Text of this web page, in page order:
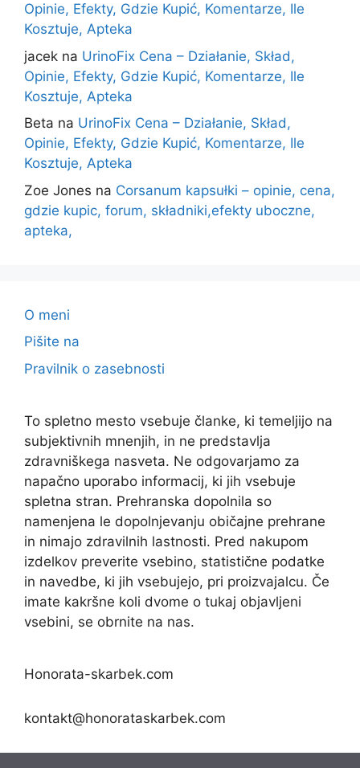
Opinie, Efekty, Gdzie Kupić, Komentarze, Ile
Kosztuje, Apteka
jacek na UrinoFix Cena – Działanie, Skład,
Opinie, Efekty, Gdzie Kupić, Komentarze, Ile
Kosztuje, Apteka
Beta na UrinoFix Cena – Działanie, Skład,
Opinie, Efekty, Gdzie Kupić, Komentarze, Ile
Kosztuje, Apteka
Zoe Jones na Corsanum kapsułki – opinie, cena,
gdzie kupic, forum, składniki,efekty uboczne,
apteka,
O meni
Pišite na
Pravilnik o zasebnosti
To spletno mesto vsebuje članke, ki temeljijo na
subjektivnih mnenjih, in ne predstavlja
zdravniškega nasveta. Ne odgovarjamo za
napačno uporabo informacij, ki jih vsebuje
spletna stran. Prehranska dopolnila so
namenjena le dopolnjevanju običajne prehrane
in nimajo zdravilnih lastnosti. Pred nakupom
izdelkov preverite vsebino, statistične podatke
in navedbe, ki jih vsebujejo, pri proizvajalcu. Če
imate kakršne koli dvome o tukaj objavljeni
vsebini, se obrnite na nas.
Honorata-skarbek.com
kontakt@honorataskarbek.com